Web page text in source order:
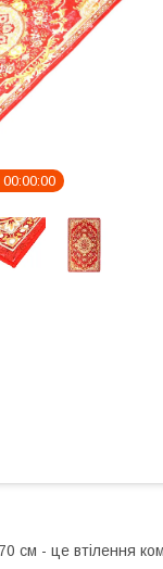
00 00 00
см - це втілення